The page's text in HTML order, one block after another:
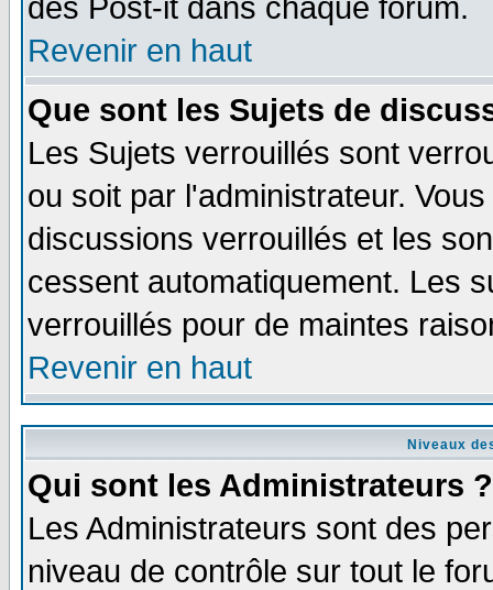
des Post-it dans chaque forum.
Revenir en haut
Que sont les Sujets de
Les Sujets verrouillés sont
ou soit par l'administrateur.
discussions verrouillés et les
cessent automatiquement. Les
verrouillés pour de maintes
Revenir en haut
Niveaux
Qui sont les Administrateurs ?
Les Administrateurs sont des
niveau de contrôle sur tout le